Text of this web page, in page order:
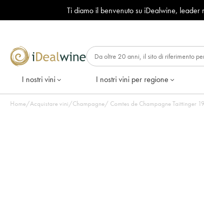
Ti diamo il benvenuto su iDealwine, leader
I nostri vini I nostri vini per regione
Home/Acquistare vini/Champagne/ Comtes de Champagne Taittinger